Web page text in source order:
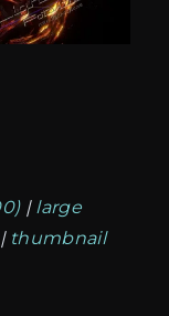
| large
thumbnail